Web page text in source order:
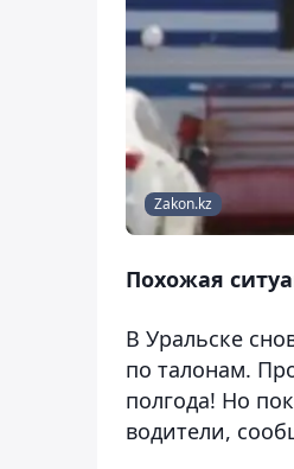
Zakon.kz
Похожая
В Уральске
по талонам.
полгода! Но
водители,